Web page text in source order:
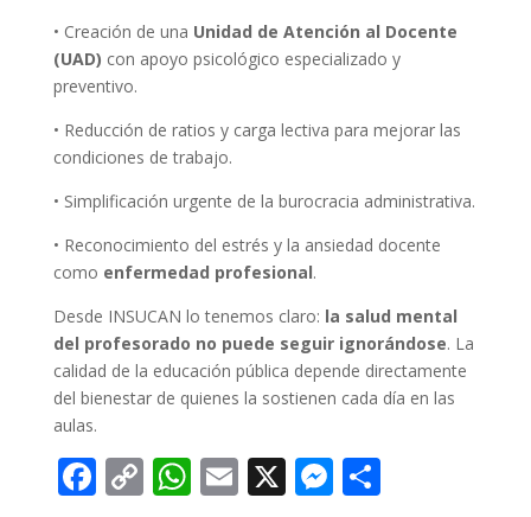
• Creación de una Unidad de Atención al Docente
(UAD) con apoyo psicológico especializado y
preventivo.
• Reducción de ratios y carga lectiva para mejorar las
condiciones de trabajo.
• Simplificación urgente de la burocracia administrativa.
• Reconocimiento del estrés y la ansiedad docente
como enfermedad profesional.
Desde INSUCAN lo tenemos claro: la salud mental
del profesorado no puede seguir ignorándose. La
calidad de la educación pública depende directamente
del bienestar de quienes la sostienen cada día en las
aulas.
F C W E X M C